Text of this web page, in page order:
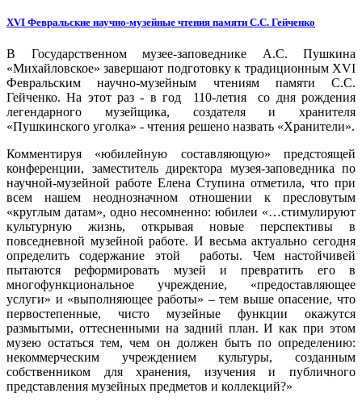
ХVI Февральские научно-музейные чтения памяти С.С. Гейченко
В Государственном музее-заповеднике А.С. Пушкина
«Михайловское» завершают подготовку к традиционным ХVI
Февральским научно-музейным чтениям памяти С.С.
Гейченко. На этот раз - в год 110-летия со дня рождения
легендарного музейщика, создателя и хранителя
«Пушкинского уголка» - чтения решено назвать «Хранители».
Комментируя «юбилейную составляющую» предстоящей
конференции, заместитель директора музея-заповедника по
научной-музейной работе Елена Ступина отметила, что при
всем нашем неоднозначном отношении к пресловутым
«круглым датам», одно несомненно: юбилеи «…стимулируют
культурную жизнь, открывая новые перспективы в
повседневной музейной работе. И весьма актуально сегодня
определить содержание этой работы. Чем настойчивей
пытаются реформировать музей и превратить его в
многофункциональное учреждение, «предоставляющее
услуги» и «выполняющее работы» – тем выше опасение, что
первостепенные, чисто музейные функции окажутся
размытыми, оттесненными на задний план. И как при этом
музею остаться тем, чем он должен быть по определению:
некоммерческим учреждением культуры, созданным
собственником для хранения, изучения и публичного
представления музейных предметов и коллекций?»